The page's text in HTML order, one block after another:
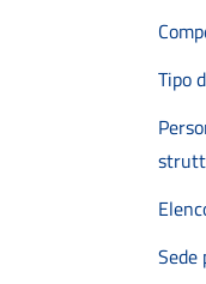
Tipo
Sede